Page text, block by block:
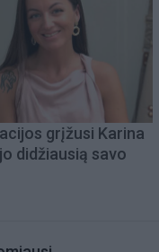
grįžusi Karina
didžiausią savo